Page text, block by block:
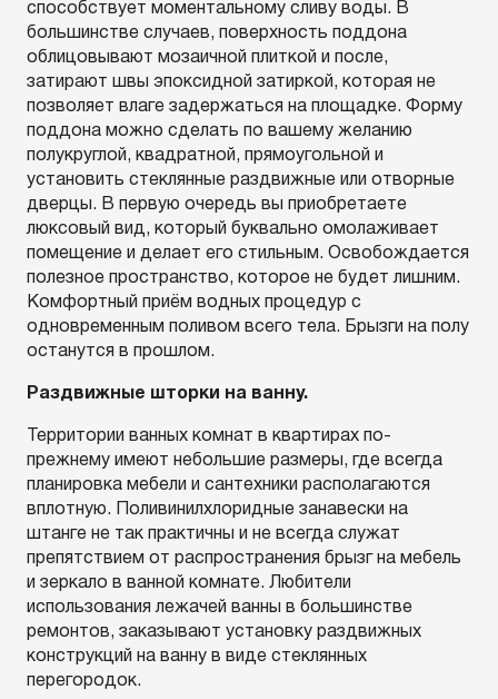
способствует моментальному сливу воды. В
большинстве случаев, поверхность поддона
облицовывают мозаичной плиткой и после,
затирают швы эпоксидной затиркой, которая не
позволяет влаге задержаться на площадке. Форму
поддона можно сделать по вашему желанию
полукруглой, квадратной, прямоугольной и
установить стеклянные раздвижные или отворные
дверцы. В первую очередь вы приобретаете
люксовый вид, который буквально омолаживает
помещение и делает его стильным. Освобождается
полезное пространство, которое не будет лишним.
Комфортный приём водных процедур с
одновременным поливом всего тела. Брызги на полу
останутся в прошлом.
Раздвижные шторки на ванну.
Территории ванных комнат в квартирах по-
прежнему имеют небольшие размеры, где всегда
планировка мебели и сантехники располагаются
вплотную. Поливинилхлоридные занавески на
штанге не так практичны и не всегда служат
препятствием от распространения брызг на мебель
и зеркало в ванной комнате. Любители
использования лежачей ванны в большинстве
ремонтов, заказывают установку раздвижных
конструкций на ванну в виде стеклянных
перегородок.